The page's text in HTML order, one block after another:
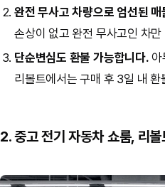
완전 무사고 차량으로 엄선된
손상이 없고 완전 무사고인 차
단순변심도 환불 가능합니다. 아
리볼트에서는 구매 후 3일 내
2. 중고 전기 자동차 쇼룸, 리볼